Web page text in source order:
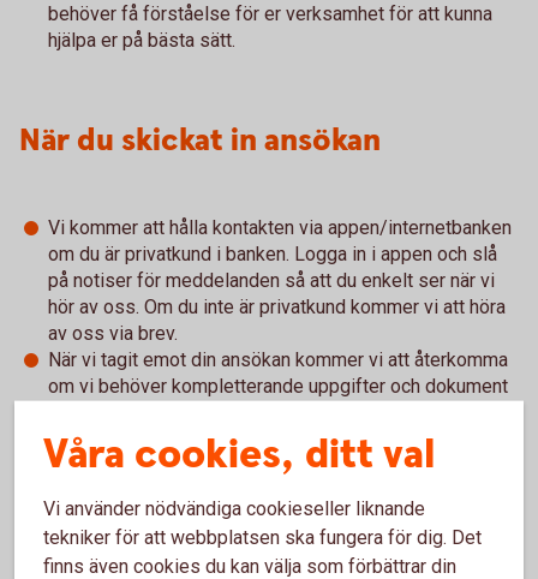
behöver få förståelse för er verksamhet för att kunna
hjälpa er på bästa sätt.
När du skickat in ansökan
Vi kommer att hålla kontakten via appen/internetbanken
om du är privatkund i banken. Logga in i appen och slå
på notiser för meddelanden så att du enkelt ser när vi
hör av oss. Om du inte är privatkund kommer vi att höra
av oss via brev.
När vi tagit emot din ansökan kommer vi att återkomma
om vi behöver kompletterande uppgifter och dokument
Om du i samband med ägarbytet ändrar inriktning på
verksamheten kommer vi också behöva ta del av
Våra cookies, ditt val
Vi använder nödvändiga cookieseller liknande
tekniker för att webbplatsen ska fungera för dig. Det
finns även cookies du kan välja som förbättrar din